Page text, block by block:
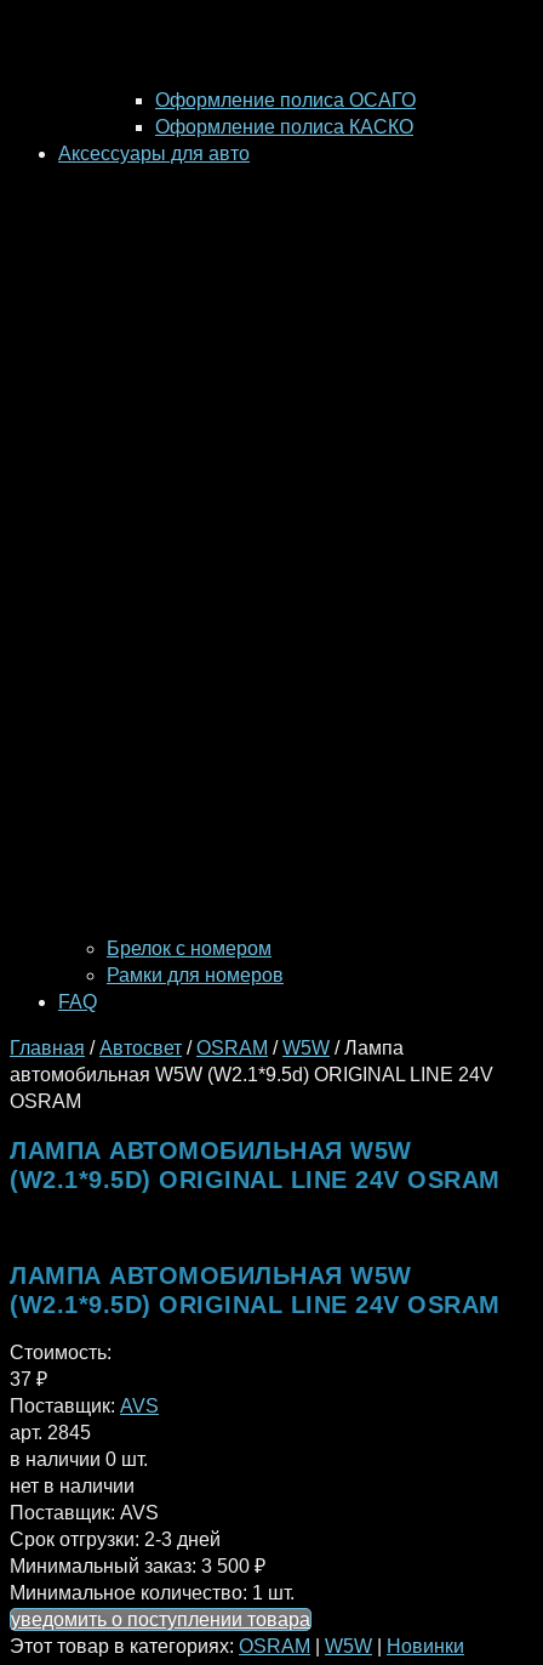
Оформление полиса ОСАГО
Оформление полиса КАСКО
Аксессуары для авто
Брелок с номером
Рамки для номеров
FAQ
Главная /Автосвет /OSRAM /W5W / Лампа
автомобильная W5W (W2.1*9.5d) ORIGINAL LINE 24V
OSRAM
ЛАМПА АВТОМОБИЛЬНАЯ W5W
(W2.1*9.5D) ORIGINAL LINE 24V OSRAM
ЛАМПА АВТОМОБИЛЬНАЯ W5W
(W2.1*9.5D) ORIGINAL LINE 24V OSRAM
Стоимость:
37 ₽
Поставщик: AVS
арт. 2845
в наличии 0 шт.
нет в наличии
Поставщик: AVS
Срок отгрузки: 2-3 дней
Минимальный заказ: 3 500 ₽
Минимальное количество: 1 шт.
уведомить о поступлении товара
Этот товар в категориях: OSRAM W5W Новинки